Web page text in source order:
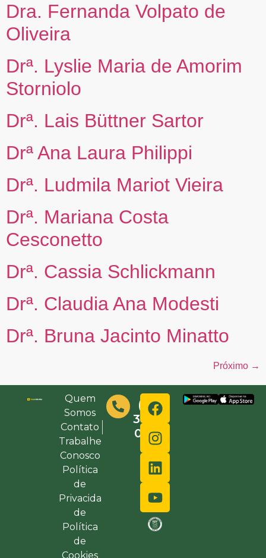
Dra. Fernanda Volpato de
Oliveira
Drª. Lyslie Maria de Amorim
Storniolo
Drª. Lais Büttner Sartor
Drª Ana Laura Philippi
Drª. Ludmila Mariot Vieira
Drª. Mariana Costa
Cesconetto
Drª. Cassia Schlickmann
Drª. Claudia Ana Modesti
Drª. Bruna Jacinto Minatto
Próximo →
Quem
Somos
Contato
Trabalhe
Conosco
Política
de
Privacida
de
Política
de
Cookies
(48)
3632-
0000